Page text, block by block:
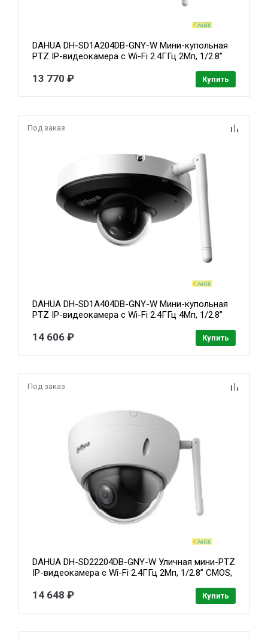
DAHUA DH-SD1A204DB-GNY-W Мини-купольная
PTZ IP-видеокамера с Wi-Fi 2.4ГГц 2Мп, 1/2.8”
видеоаналитика, ИК до 20м, IP66, IK08, корпус:
13 770 ₽ Купить
Под заказ
DAHUA DH-SD1A404DB-GNY-W Мини-купольная
PTZ IP-видеокамера с Wi-Fi 2.4ГГц 4Мп, 1/2.8”
видеоаналитика, ИК 20м, IP66, IK08, корпус:
14 606 ₽ Купить
Под заказ
DAHUA DH-SD22204DB-GNY-W Уличная мини-PTZ
IP-видеокамера с Wi-Fi 2.4ГГц 2Мп, 1/2.8” CMOS,
видеоаналитика, IP66, IK10, корпус: металл
14 648 ₽ Купить